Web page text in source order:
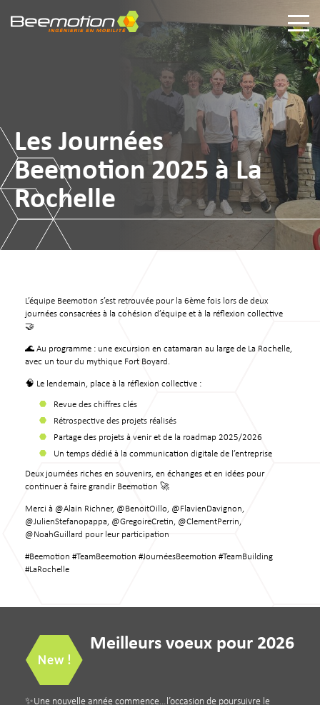
Les Journées
Beemotion 2025 à La
Rochelle
L’équipe Beemotion s’est retrouvée pour la 6ème fois lors de deux
journées consacrées à la cohésion d’équipe et à la réflexion collective
🤝
🌊 Au programme : une excursion en catamaran au large de La Rochelle,
avec un tour du mythique Fort Boyard.
🧠 Le lendemain, place à la réflexion collective :
Revue des chiffres clés
Rétrospective des projets réalisés
Partage des projets à venir et de la roadmap 2025/2026
Un temps dédié à la communication digitale de l’entreprise
Deux journées riches en souvenirs, en échanges et en idées pour
continuer à faire grandir Beemotion 🚀
Merci à @Alain Richner, @BenoitOillo, @FlavienDavignon,
@JulienStefanopappa, @GregoireCretin, @ClementPerrin,
@NoahGuillard pour leur participation
#Beemotion #TeamBeemotion #JournéesBeemotion #TeamBuilding
#LaRochelle
Meilleurs voeux pour 2026
✨Une nouvelle année commence…l’occasion de poursuivre le